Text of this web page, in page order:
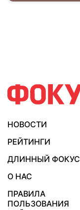
НОВОСТИ
РЕЙТИНГИ
ДЛИННЫЙ ФОКУС
О НАС
ПРАВИЛА
ПОЛЬЗОВАНИЯ